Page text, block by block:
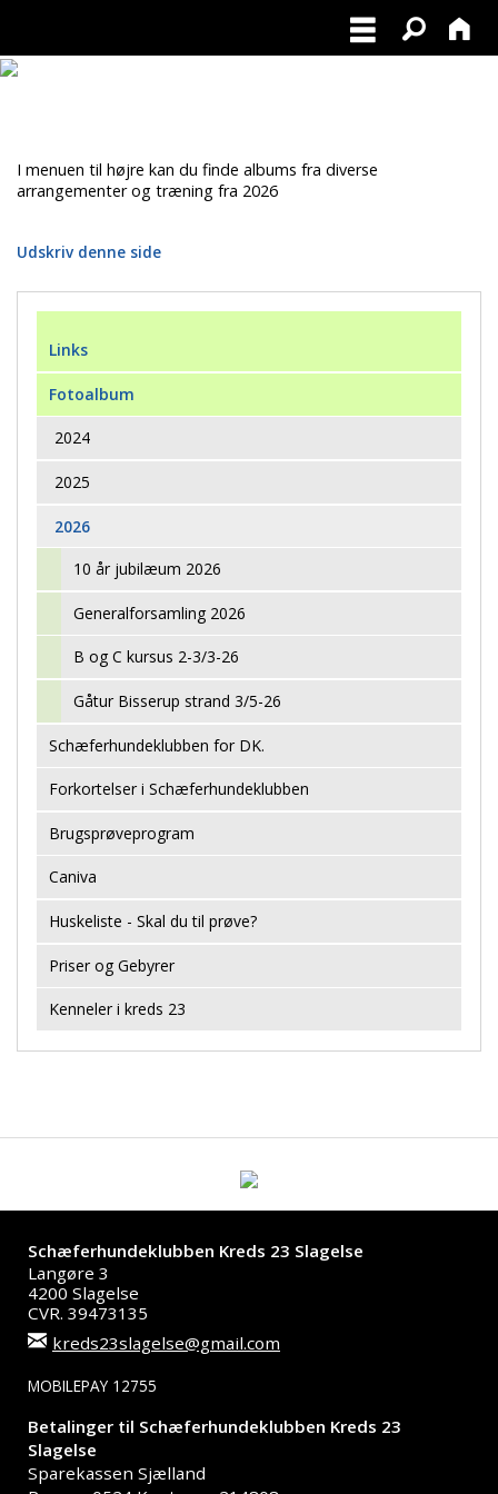
I menuen til højre kan du finde albums fra diverse
arrangementer og træning fra 2026
Udskriv denne side
Links
Fotoalbum
2024
2025
2026
10 år jubilæum 2026
Generalforsamling 2026
B og C kursus 2-3/3-26
Gåtur Bisserup strand 3/5-26
Schæferhundeklubben for DK.
Forkortelser i Schæferhundeklubben
Brugsprøveprogram
Caniva
Huskeliste - Skal du til prøve?
Priser og Gebyrer
Kenneler i kreds 23
Schæferhundeklubben Kreds 23 Slagelse
Langøre 3
4200 Slagelse
CVR. 39473135
kreds23slagelse@gmail.com
MOBILEPAY 12755
Betalinger til Schæferhundeklubben Kreds 23
Slagelse
Sparekassen Sjælland